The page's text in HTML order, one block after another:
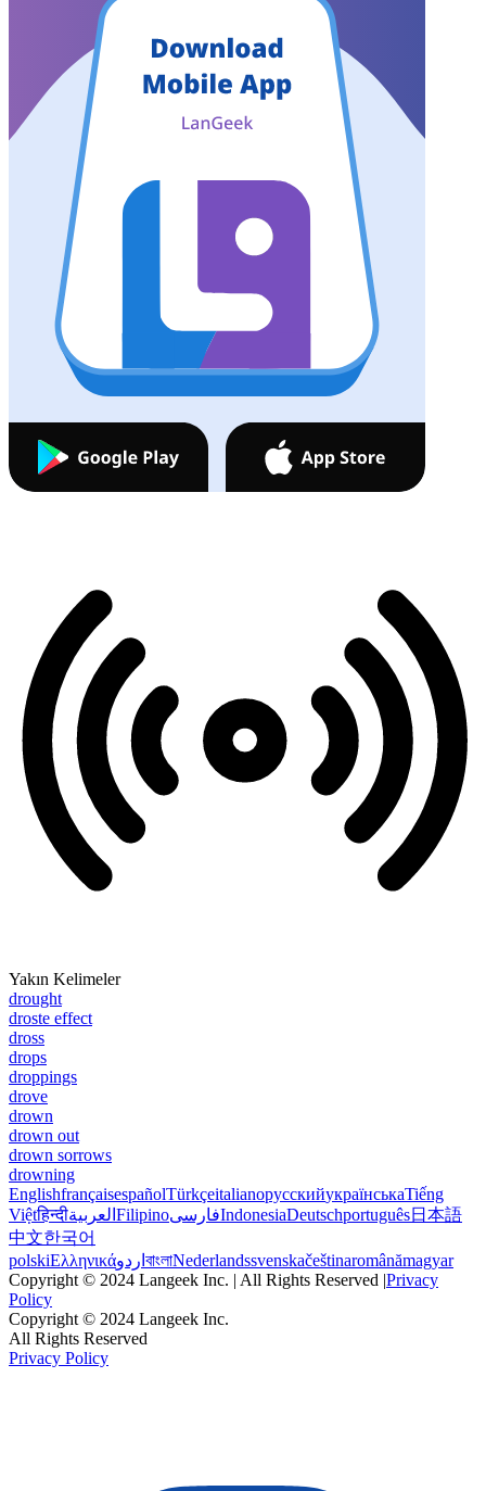
Yakın Kelimeler
drought
droste effect
dross
drops
droppings
drove
drown
drown out
drown sorrows
drowning
EnglishfrançaisespañolTürkçeitalianoрусскийукраїнськаTiếng
Việtहिन्दीالعربية FilipinoفارسیIndonesiaDeutschportuguês日本語
中文한국어
polskiΕλληνικάاردو বাংলাNederlandssvenskačeštinaromânămagyar
Copyright © 2024 Langeek Inc. | All Rights Reserved |Privacy
Policy
Copyright © 2024 Langeek Inc.
All Rights Reserved
Privacy Policy